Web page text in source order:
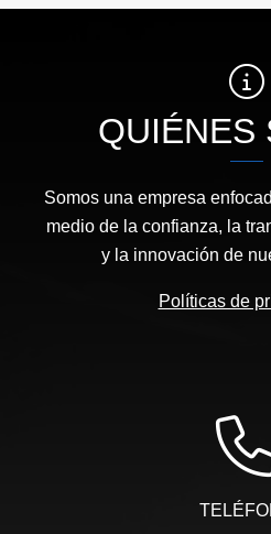
QUIÉNES
Somos una empresa
medio de la confianza, la
y la innovación de
Políticas de